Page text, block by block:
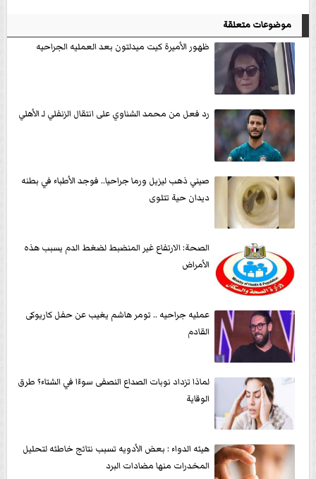
موضوعات متعلقة
ظهور الأميرة كيت ميدلتون بعد العمليه الجراحيه
رد فعل من محمد الشناوي على انتقال الزنفلي لـ الأهلي
صيني ذهب ليزيل ورما جراحيا.. فوجد الأطباء في بطنه
ديدان حية تتلوى
الصحة: الارتفاع غير المنضبط لضغط الدم يسبب هذه
الأمراض
عمليه جراحيه .. تومر هاشم يغيب عن حفل كاريوكى
القادم
لماذا تزداد نوبات الصداع النصفى سوءًا في الشتاء؟ طرق
الوقاية
هيئه الدواء : بعض الأدويه تسبب نتائج خاطئه لتحليل
المخدرات منها مضادات البرد